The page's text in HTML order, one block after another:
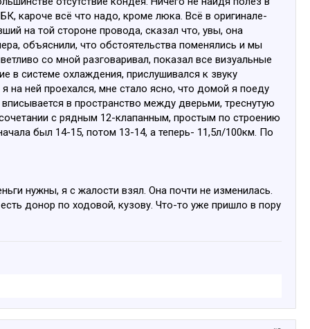
кароче всё что надо, кроме люка. Всё в оригинале-
на той стороне провода, сказал что, увы, она
объяснили, что обстоятельства поменялись и мы
со мной разговаривал, показал все визуальные
в системе охлаждения, прислушивался к звуку
на ней проехался, мне стало ясно, что домой я поеду
в пространство между дверьми, треснутую
с рядным 12-клапанным, простым по строению
был 14-15, потом 13-14, а теперь- 11,5л/100км. По
нужны, я с жалости взял. Она почти не изменилась.
донор по ходовой, кузову. Что-то уже пришло в пору